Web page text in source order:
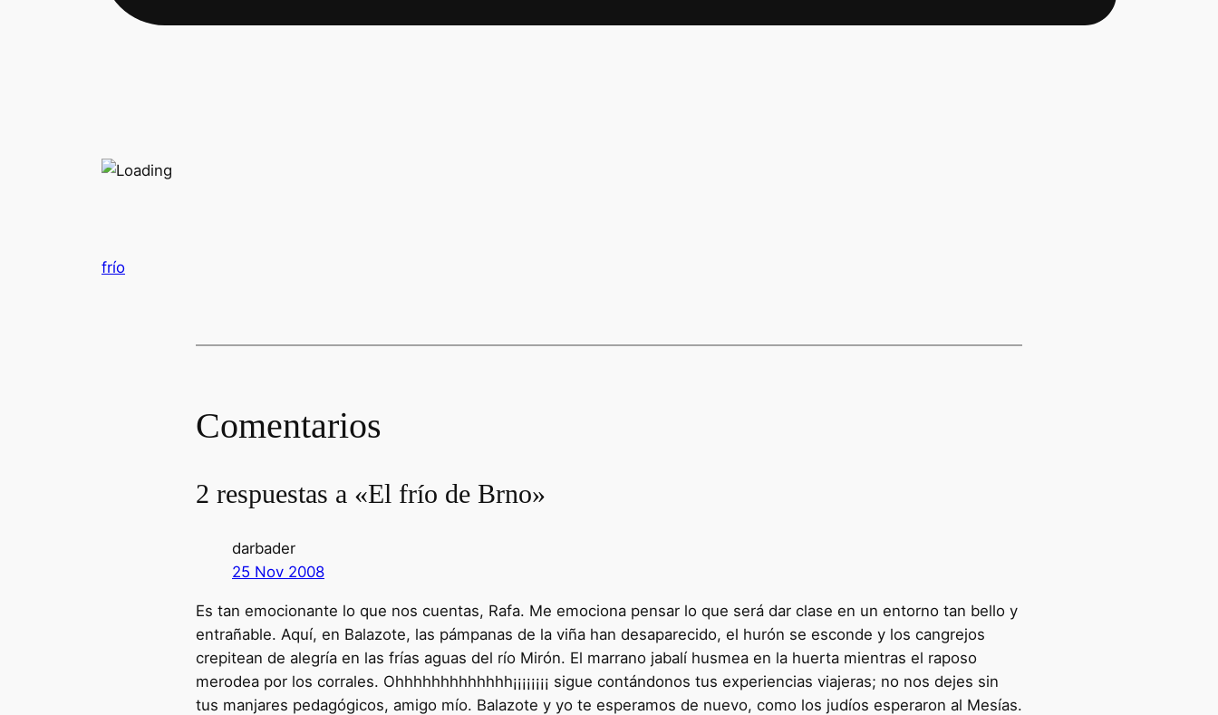
frío
Comentarios
2 respuestas a «El frío de Brno»
darbader
25 Nov 2008
Es tan emocionante lo que nos cuentas, Rafa. Me emociona pensar lo que será dar clase en un entorno tan bello y
entrañable. Aquí, en Balazote, las pámpanas de la viña han desaparecido, el hurón se esconde y los cangrejos
crepitean de alegría en las frías aguas del río Mirón. El marrano jabalí husmea en la huerta mientras el raposo
merodea por los corrales. Ohhhhhhhhhhhhh¡¡¡¡¡¡¡¡ sigue contándonos tus experiencias viajeras; no nos dejes sin
tus manjares pedagógicos, amigo mío. Balazote y yo te esperamos de nuevo, como los judíos esperaron al Mesías.